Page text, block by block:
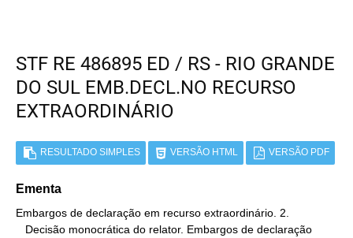
STF RE 486895 ED / RS - RIO GRANDE
DO SUL EMB.DECL.NO RECURSO
EXTRAORDINÁRIO
RESULTADO SIMPLES VERSÃO HTML VERSÃO PDF
Ementa
Embargos de declaração em recurso extraordinário. 2.